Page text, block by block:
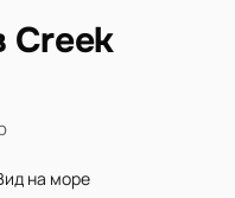
Creek
на море